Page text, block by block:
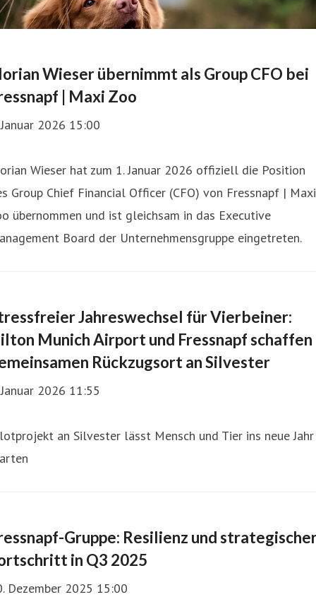
Wieser übernimmt als Group CFO bei
| Maxi Zoo
2026 15:00
Wieser hat zum 1. Januar 2026 offiziell die Position
Group Chief Financial Officer (CFO) von Fressnapf | Maxi
übernommen und ist gleichsam in das Executive
Board der Unternehmensgruppe eingetreten.
Jahreswechsel für Vierbeiner:
Munich Airport und Fressnapf schaffen
Rückzugsort an Silvester
2026 11:55
an Silvester lässt Mensch und Tier ins neue Jahr
Gruppe: Resilienz und
in Q3 2025
Dezember 2025 15:00